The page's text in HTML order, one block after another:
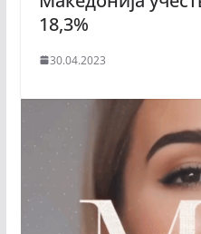
18,3%
30.04.2023